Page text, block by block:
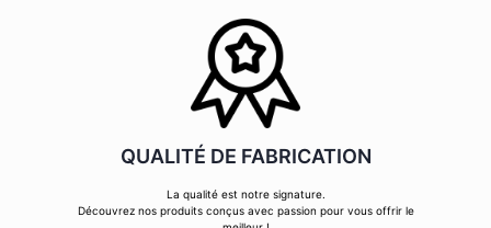
QUALITÉ DE FABRICATION
La qualité est notre signature.
Découvrez nos produits conçus avec passion pour vous offrir le